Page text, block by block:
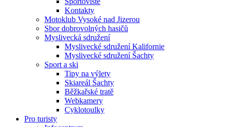
Kontakty
Motoklub Vysoké nad Jizerou
Sbor dobrovolných hasičů
Myslivecká sdružení
Myslivecké sdružení Kalifornie
Myslivecké sdružení Šachty
Sport a ski
Tipy na výlety
Skiareál Šachty
Běžkařské tratě
Webkamery
Cyklotoulky
Pro turisty